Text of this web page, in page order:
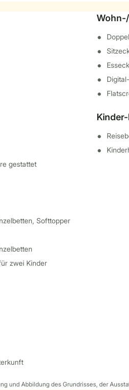
gestattet
Softtopper
zwei Kinder
und Abbildung des Grundrisses, der